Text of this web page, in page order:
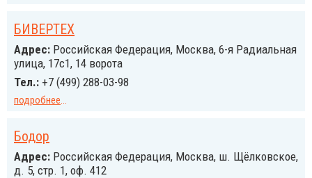
БИВЕРТЕХ
Адрес: Российcкая Федерация, Москва, 6-я Радиальная
улица, 17с1, 14 ворота
Тел.: +7 (499) 288-03-98
подробнее...
Бодор
Адрес: Российcкая Федерация, Москва, ш. Щёлковское,
д. 5, стр. 1, оф. 412